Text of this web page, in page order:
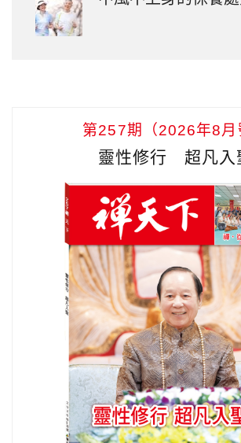
第257期（2026年8月
靈性修行 超凡入